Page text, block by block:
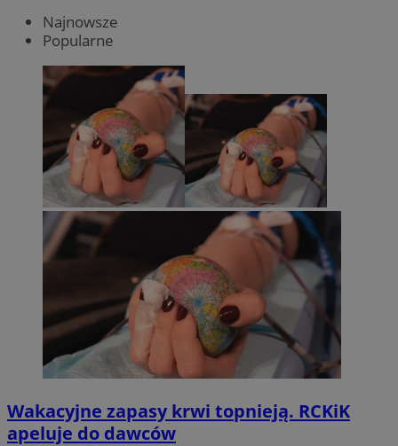
Najnowsze
Popularne
Wakacyjne zapasy krwi topnieją. RCKiK
apeluje do dawców